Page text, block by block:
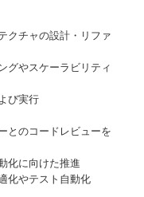
クチャの設計・リファ
グやスケーラビリティ
び実行
とのコードレビューを
化に向けた推進
化やテスト自動化